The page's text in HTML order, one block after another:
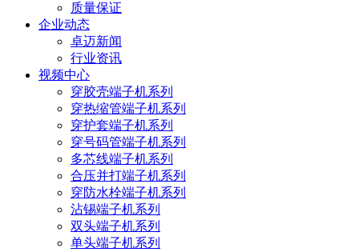
质量保证
企业动态
卓迈新闻
行业资讯
视频中心
穿胶壳端子机系列
穿热缩管端子机系列
穿护套端子机系列
穿号码管端子机系列
多芯线端子机系列
合压并打端子机系列
穿防水栓端子机系列
沾锡端子机系列
双头端子机系列
单头端子机系列